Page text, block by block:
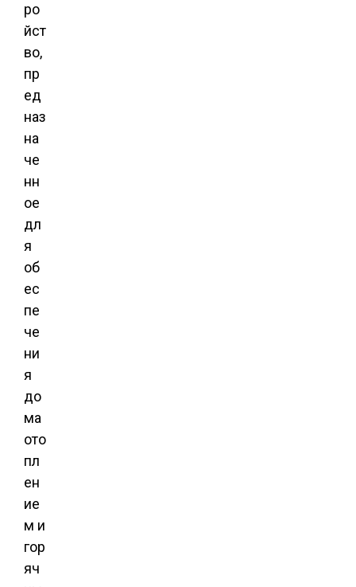
ро
йст
во,
пр
ед
наз
на
че
нн
ое
дл
я
об
ес
пе
че
ни
я
до
ма
ото
пл
ен
ие
м и
гор
яч